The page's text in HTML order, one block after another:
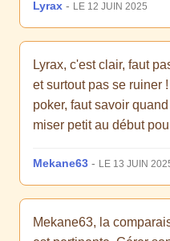
Lyrax - LE 12 JUIN 2025
Lyrax, c'est clair, faut
et surtout pas se ruiner
poker, faut savoir
miser petit au début
Mekane63 - LE 13 JUIN
Mekane63, la